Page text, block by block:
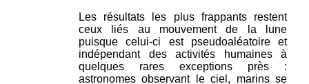
Les résultats les plus frappants restent
ceux liés au mouvement de la lune
puisque celui-ci est pseudoaléatoire et
indépendant des activités humaines à
quelques rares exceptions près :
astronomes observant le ciel, marins se